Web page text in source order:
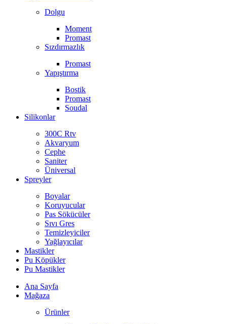
Dolgu
Moment
Promast
Sızdırmazlık
Promast
Yapıştırma
Bostik
Promast
Soudal
Silikonlar
300C Rtv
Akvaryum
Cephe
Saniter
Üniversal
Spreyler
Boyalar
Koruyucular
Pas Sökücüler
Sıvı Gres
Temizleyiciler
Yağlayıcılar
Mastikler
Pu Köpükler
Pu Mastikler
Ana Sayfa
Mağaza
Ürünler